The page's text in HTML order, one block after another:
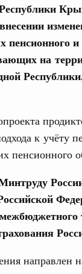
пенсионного
на
к учёту
пенсионного
направлен
год,
среда
год,
среда
год,